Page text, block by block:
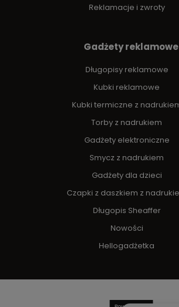
Reklamacje i zwroty
Gadżety reklamowe
Długopisy reklamowe
Kubki reklamowe
Kubki termiczne z
Torby z nadrukiem
Gadżety elektroniczne
Smycz z nadrukiem
Gadżety dla dzieci
Czapki z daszkiem z
Długopis Sheaffer
Nowości
Hellogadżetka